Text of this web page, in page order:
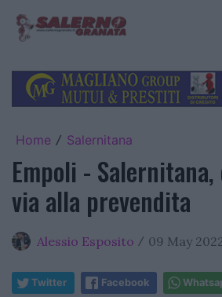
Home / Salernitana
Empoli -
via alla prevendita
Alessio Esposito / 09 May
Twitter Facebook